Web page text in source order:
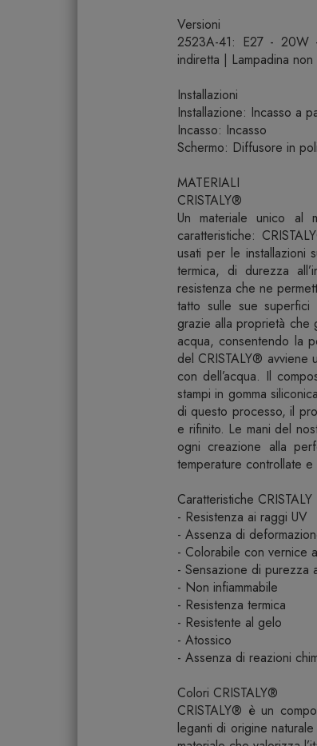
Versioni
2523A-41: E27 -
indiretta | Lampadina non
Installazioni
Installazione: Incasso a
Incasso: Incasso
Schermo: Diffusore in
MATERIALI
CRISTALY®
Un materiale unico al
caratteristiche:
usati per le installazioni
termica, di durezza
resistenza che ne
tatto sulle sue
grazie alla proprietà che
acqua, consentendo la
del CRISTALY® avviene
con dell’acqua. Il
stampi in gomma
di questo processo, il
e rifinito. Le mani del
ogni creazione alla
temperature controllate e
Caratteristiche CRISTALY
- Resistenza ai raggi UV
- Assenza di
- Colorabile con vernice
- Sensazione di purezza
- Non infiammabile
- Resistenza termica
- Resistente al gelo
- Atossico
- Assenza di reazioni
Colori CRISTALY®
CRISTALY® è un
leganti di origine